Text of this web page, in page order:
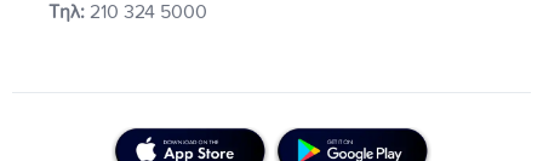
Τηλ: 210 324 5000